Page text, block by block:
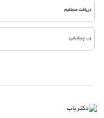
دریافت مستقیم
وب‌اپلیکیشن